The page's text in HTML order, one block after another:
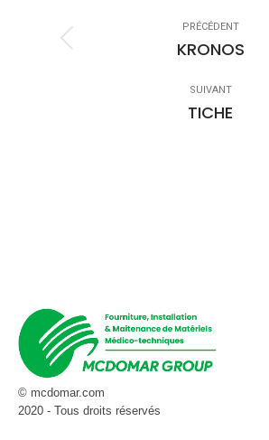
de
commentaire
PRÉCÉDENT
Onglet
KRONOS
SUIVANT
Projets
TICHE
© mcdomar.com
2020 - Tous droits réservés